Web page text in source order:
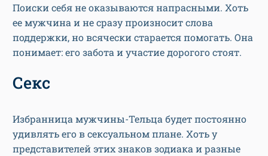
Поиски себя не оказываются напрасными. Хоть
ее мужчина и не сразу произносит слова
поддержки, но всячески старается помогать. Она
понимает: его забота и участие дорогого стоят.
Секс
Избранница мужчины-Тельца будет постоянно
удивлять его в сексуальном плане. Хоть у
представителей этих знаков зодиака и разные